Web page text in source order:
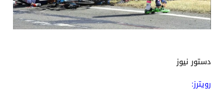
دستور نيوز
رويترز: